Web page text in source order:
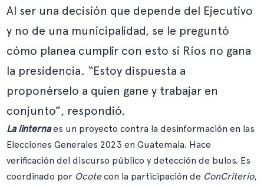
Al ser una decisión que depende del Ejecutivo
y no de una municipalidad, se le preguntó
cómo planea cumplir con esto si Ríos no gana
la presidencia. “Estoy dispuesta a
proponérselo a quien gane y trabajar en
conjunto”, respondió.
La linternaes un proyecto contra la desinformación en las
Elecciones Generales 2023 en Guatemala. Hace
verificación del discurso público y detección de bulos. Es
coordinado por Ocotecon la participación de ConCriterio,